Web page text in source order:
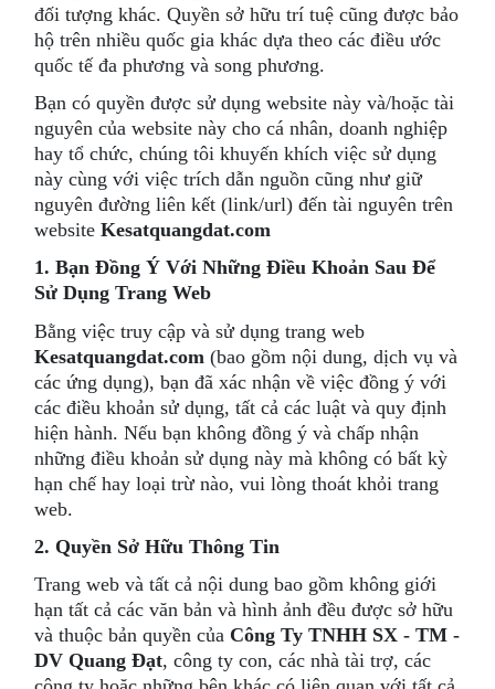
đối tượng khác. Quyền sở hữu trí tuệ cũng được bảo
hộ trên nhiều quốc gia khác dựa theo các điều ước
quốc tế đa phương và song phương.
Bạn có quyền được sử dụng website này và/hoặc tài
nguyên của website này cho cá nhân, doanh nghiệp
hay tổ chức, chúng tôi khuyến khích việc sử dụng
này cùng với việc trích dẫn nguồn cũng như giữ
nguyên đường liên kết (link/url) đến tài nguyên trên
websiteKesatquangdat.com
1. Bạn Đồng Ý Với Những Điều Khoản Sau Để
Sử Dụng Trang Web
Bằng việc truy cập và sử dụng trang web
Kesatquangdat.com (bao gồm nội dung, dịch vụ và
các ứng dụng), bạn đã xác nhận về việc đồng ý với
các điều khoản sử dụng, tất cả các luật và quy định
hiện hành. Nếu bạn không đồng ý và chấp nhận
những điều khoản sử dụng này mà không có bất kỳ
hạn chế hay loại trừ nào, vui lòng thoát khỏi trang
web.
2. Quyền Sở Hữu Thông Tin
Trang web và tất cả nội dung bao gồm không giới
hạn tất cả các văn bản và hình ảnh đều được sở hữu
và thuộc bản quyền của Công Ty TNHH SX - TM -
DV Quang Đạt, công ty con, các nhà tài trợ, các